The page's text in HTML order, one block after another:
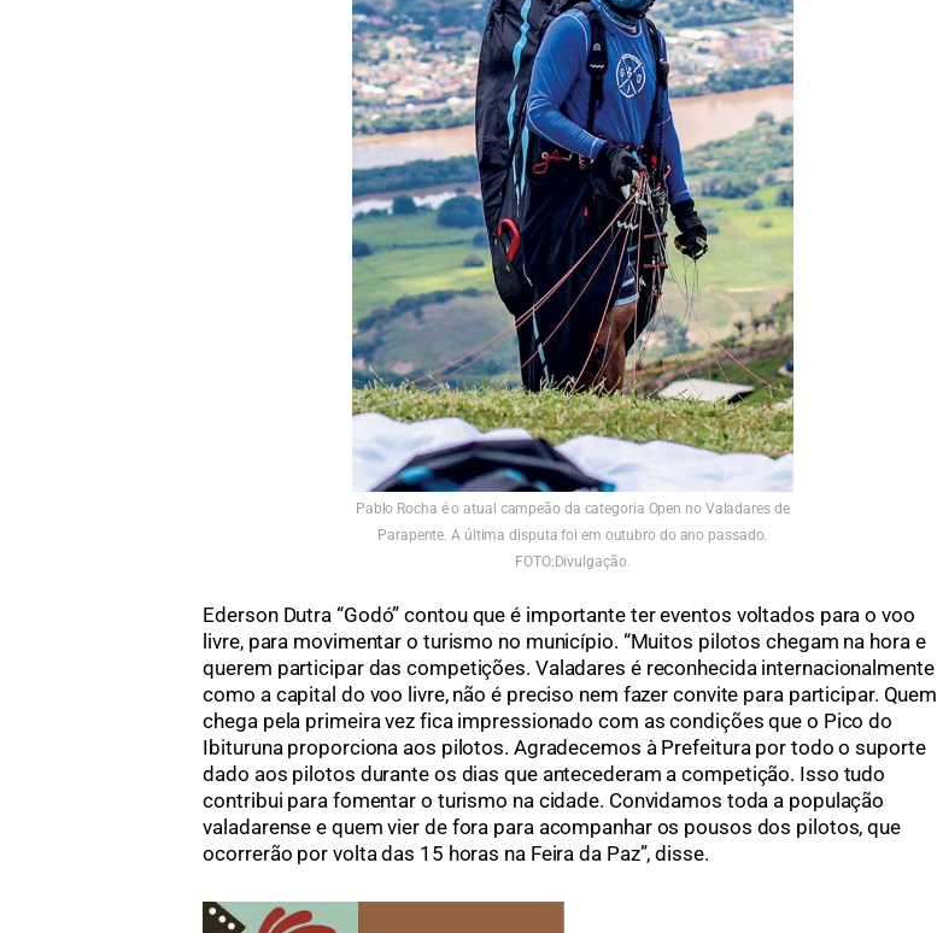
Pablo Rocha é o atual campeão da categoria Open no Valadares de
Parapente. A última disputa foi em outubro do ano passado.
FOTO:Divulgação.
Ederson Dutra “Godó” contou que é importante ter eventos voltados para o voo
livre, para movimentar o turismo no município. “Muitos pilotos chegam na hora e
querem participar das competições. Valadares é reconhecida internacionalmente
como a capital do voo livre, não é preciso nem fazer convite para participar. Quem
chega pela primeira vez fica impressionado com as condições que o Pico do
Ibituruna proporciona aos pilotos. Agradecemos à Prefeitura por todo o suporte
dado aos pilotos durante os dias que antecederam a competição. Isso tudo
contribui para fomentar o turismo na cidade. Convidamos toda a população
valadarense e quem vier de fora para acompanhar os pousos dos pilotos, que
ocorrerão por volta das 15 horas na Feira da Paz”, disse.